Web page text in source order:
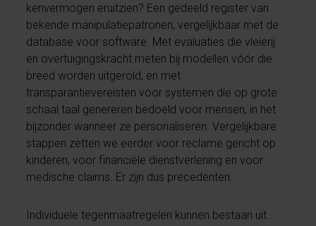
kenvermogen eruitzien? Een gedeeld register van
bekende manipulatiepatronen, vergelijkbaar met de
database voor software. Met evaluaties die vleierij
en overtuigingskracht meten bij modellen vóór die
breed worden uitgerold, en met
transparantievereisten voor systemen die op grote
schaal taal genereren bedoeld voor mensen, in het
bijzonder wanneer ze personaliseren. Vergelijkbare
stappen zetten we eerder voor reclame gericht op
kinderen, voor financiële dienstverlening en voor
medische claims. Er zijn dus precedenten.
Individuele tegenmaatregelen kunnen bestaan uit